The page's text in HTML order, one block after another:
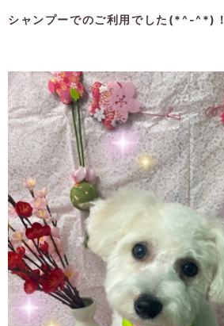
シャンプーでのご利用でした(*^-^*)！